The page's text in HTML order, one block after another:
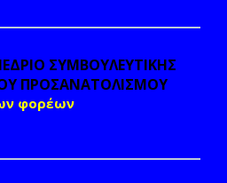
ΣΥΜΒΟΥΛΕΥΤΙΚΗΣ
ΠΡΟΣΑΝΑΤΟΛΙΣΜΟΥ
φορέων